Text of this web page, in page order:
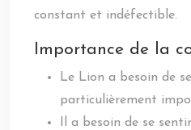
constant et indéfectible.
Importance de la
Le Lion a besoin de
particulièrement
Il a besoin de se